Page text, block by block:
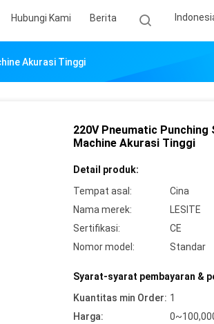
Hubungi Kami Berita
Akurasi Tinggi
220V Pneumatic Punching
Machine Akurasi Tinggi
Detail produk:
Tempat asal:
Cina
Nama merek:
LESITE
Sertifikasi:
CE
Nomor model:
Standar
Syarat-syarat pembayaran &
Kuantitas min Order: 1
Harga: